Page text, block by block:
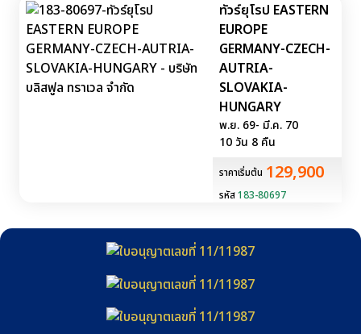
ทัวร์ยุโรป EASTERN
EUROPE
GERMANY-CZECH-
AUTRIA-
SLOVAKIA-
HUNGARY
พ.ย. 69- มี.ค. 70
10 วัน 8 คืน
ราคาเริ่มต้น 129,900
รหัส183-80697